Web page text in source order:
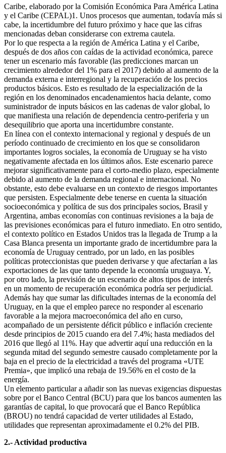
Caribe, elaborado por la Comisión Económica Para América Latina
y el Caribe (CEPAL)1. Unos procesos que aumentan, todavía más si
cabe, la incertidumbre del futuro próximo y hace que las cifras
mencionadas deban considerarse con extrema cautela.
Por lo que respecta a la región de América Latina y el Caribe,
después de dos años con caídas de la actividad económica, parece
tener un escenario más favorable (las predicciones marcan un
crecimiento alrededor del 1% para el 2017) debido al aumento de la
demanda externa e interregional y la recuperación de los precios
productos básicos. Esto es resultado de la especialización de la
región en los denominados encadenamientos hacia delante, como
suministrador de inputs básicos en las cadenas de valor global, lo
que manifiesta una relación de dependencia centro-periferia y un
desequilibrio que aporta una incertidumbre constante.
En línea con el contexto internacional y regional y después de un
período continuado de crecimiento en los que se consolidaron
importantes logros sociales, la economía de Uruguay se ha visto
negativamente afectada en los últimos años. Este escenario parece
mejorar significativamente para el corto-medio plazo, especialmente
debido al aumento de la demanda regional e internacional. No
obstante, esto debe evaluarse en un contexto de riesgos importantes
que persisten. Especialmente debe tenerse en cuenta la situación
socioeconómica y política de sus dos principales socios, Brasil y
Argentina, ambas economías con continuas revisiones a la baja de
las previsiones económicas para el futuro inmediato. En otro sentido,
el contexto político en Estados Unidos tras la llegada de Trump a la
Casa Blanca presenta un importante grado de incertidumbre para la
economía de Uruguay centrado, por un lado, en las posibles
políticas proteccionistas que pueden derivarse y que afectarían a las
exportaciones de las que tanto depende la economía uruguaya. Y,
por otro lado, la previsión de un escenario de altos tipos de interés
en un momento de recuperación económica podría ser perjudicial.
Además hay que sumar las dificultades internas de la economía del
Uruguay, en la que el empleo parece no responder al escenario
favorable a la mejora macroeconómica del año en curso,
acompañado de un persistente déficit público e inflación creciente
desde principios de 2015 cuando era del 7.4%; hasta mediados del
2016 que llegó al 11%. Hay que advertir aquí una reducción en la
segunda mitad del segundo semestre causado completamente por la
baja en el precio de la electricidad a través del programa «UTE
Premia», que implicó una rebaja de 19.56% en el costo de la
energía.
Un elemento particular a añadir son las nuevas exigencias dispuestas
sobre por el Banco Central (BCU) para que los bancos aumenten las
garantías de capital, lo que provocará que el Banco República
(BROU) no tendrá capacidad de verter utilidades al Estado,
utilidades que representan aproximadamente el 0.2% del PIB.
2.- Actividad productiva